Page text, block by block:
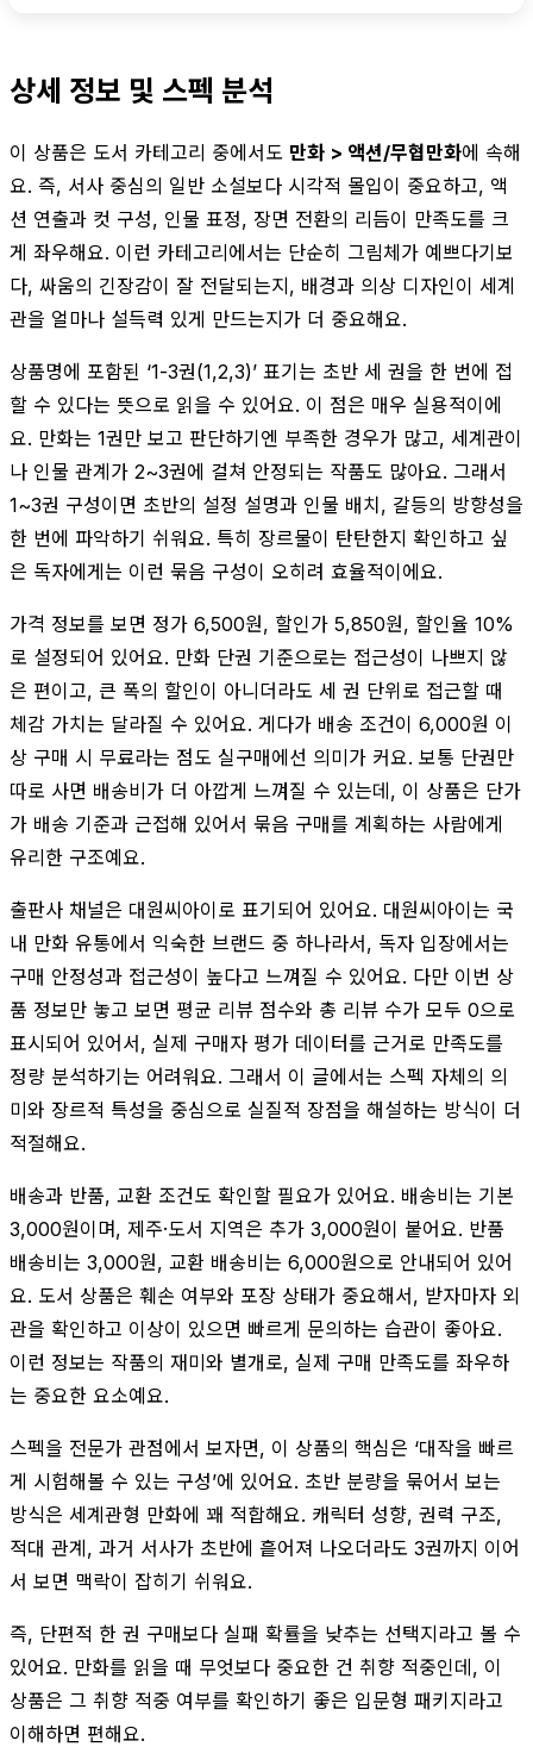
상세 정보 및 스펙 분석
이 상품은 도서 카테고리 중에서도 만화 > 액션/무협만화에 속해
요. 즉, 서사 중심의 일반 소설보다 시각적 몰입이 중요하고, 액
션 연출과 컷 구성, 인물 표정, 장면 전환의 리듬이 만족도를 크
게 좌우해요. 이런 카테고리에서는 단순히 그림체가 예쁘다기보
다, 싸움의 긴장감이 잘 전달되는지, 배경과 의상 디자인이 세계
관을 얼마나 설득력 있게 만드는지가 더 중요해요.
상품명에 포함된 ‘1-3권(1,2,3)’ 표기는 초반 세 권을 한 번에 접
할 수 있다는 뜻으로 읽을 수 있어요. 이 점은 매우 실용적이에
요. 만화는 1권만 보고 판단하기엔 부족한 경우가 많고, 세계관이
나 인물 관계가 2~3권에 걸쳐 안정되는 작품도 많아요. 그래서
1~3권 구성이면 초반의 설정 설명과 인물 배치, 갈등의 방향성을
한 번에 파악하기 쉬워요. 특히 장르물이 탄탄한지 확인하고 싶
은 독자에게는 이런 묶음 구성이 오히려 효율적이에요.
가격 정보를 보면 정가 6,500원, 할인가 5,850원, 할인율 10%
로 설정되어 있어요. 만화 단권 기준으로는 접근성이 나쁘지 않
은 편이고, 큰 폭의 할인이 아니더라도 세 권 단위로 접근할 때
체감 가치는 달라질 수 있어요. 게다가 배송 조건이 6,000원 이
상 구매 시 무료라는 점도 실구매에선 의미가 커요. 보통 단권만
따로 사면 배송비가 더 아깝게 느껴질 수 있는데, 이 상품은 단가
가 배송 기준과 근접해 있어서 묶음 구매를 계획하는 사람에게
유리한 구조예요.
출판사 채널은 대원씨아이로 표기되어 있어요. 대원씨아이는 국
내 만화 유통에서 익숙한 브랜드 중 하나라서, 독자 입장에서는
구매 안정성과 접근성이 높다고 느껴질 수 있어요. 다만 이번 상
품 정보만 놓고 보면 평균 리뷰 점수와 총 리뷰 수가 모두 0으로
표시되어 있어서, 실제 구매자 평가 데이터를 근거로 만족도를
정량 분석하기는 어려워요. 그래서 이 글에서는 스펙 자체의 의
미와 장르적 특성을 중심으로 실질적 장점을 해설하는 방식이 더
적절해요.
배송과 반품, 교환 조건도 확인할 필요가 있어요. 배송비는 기본
3,000원이며, 제주·도서 지역은 추가 3,000원이 붙어요. 반품
배송비는 3,000원, 교환 배송비는 6,000원으로 안내되어 있어
요. 도서 상품은 훼손 여부와 포장 상태가 중요해서, 받자마자 외
관을 확인하고 이상이 있으면 빠르게 문의하는 습관이 좋아요.
이런 정보는 작품의 재미와 별개로, 실제 구매 만족도를 좌우하
는 중요한 요소예요.
스펙을 전문가 관점에서 보자면, 이 상품의 핵심은 ‘대작을 빠르
게 시험해볼 수 있는 구성’에 있어요. 초반 분량을 묶어서 보는
방식은 세계관형 만화에 꽤 적합해요. 캐릭터 성향, 권력 구조,
적대 관계, 과거 서사가 초반에 흩어져 나오더라도 3권까지 이어
서 보면 맥락이 잡히기 쉬워요.
즉, 단편적 한 권 구매보다 실패 확률을 낮추는 선택지라고 볼 수
있어요. 만화를 읽을 때 무엇보다 중요한 건 취향 적중인데, 이
상품은 그 취향 적중 여부를 확인하기 좋은 입문형 패키지라고
이해하면 편해요.